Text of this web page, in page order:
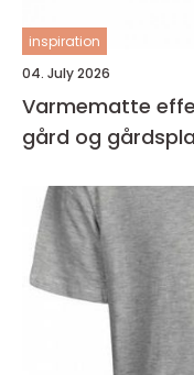
inspiration
04. July 2026
Varmematte effektiv frostbeskyttelse på
gård og